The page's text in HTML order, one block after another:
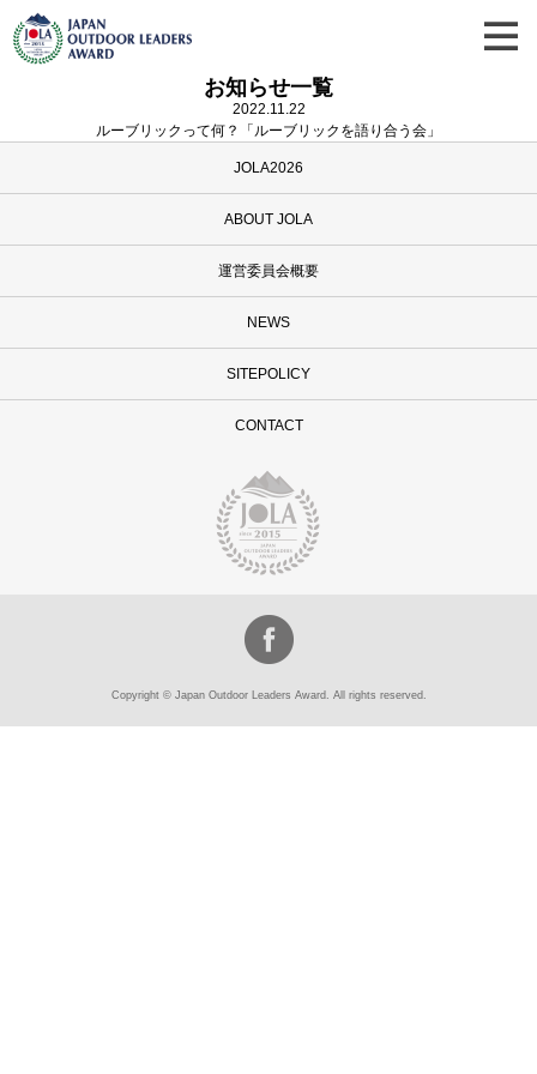
お知らせ一覧
2022.11.22
ルーブリックって何？「ルーブリックを語り合う会」
JOLA2026
ABOUT JOLA
運営委員会概要
NEWS
SITEPOLICY
CONTACT
Copyright © Japan Outdoor Leaders Award. All rights reserved.